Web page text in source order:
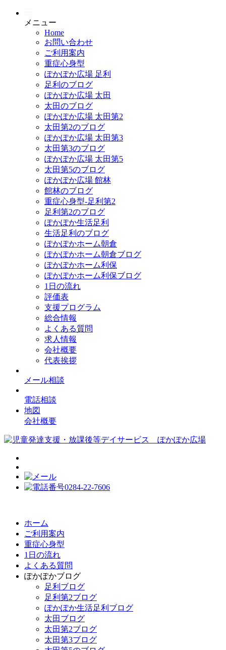
メニュー
Home
お問い合わせ
ご利用案内
重症心身型
ぽかぽか広場 足利
足利のブログ
ぽかぽか広場 太田
太田のブログ
ぽかぽか広場 太田第2
太田第2のブログ
ぽかぽか広場 太田第3
太田第3のブログ
ぽかぽか広場 太田第5
太田第5のブログ
ぽかぽか広場 館林
館林のブログ
重症心身型-足利第2
足利第2のブログ
ぽかぽか生活足利
生活足利のブログ
ぽかぽかホーム朝倉
ぽかぽかホーム朝倉ブログ
ぽかぽかホーム利保
ぽかぽかホーム利保ブログ
1日の流れ
評価表
支援プログラム
総合情報
よくある質問
求人情報
会社概要
代表挨拶
メール相談
電話相談
地図
会社概要
ホーム
ご利用案内
重症心身型
1日の流れ
よくある質問
ぽかぽかブログ
足利ブログ
足利第2ブログ
ぽかぽか生活足利ブログ
太田ブログ
太田第2ブログ
太田第3ブログ